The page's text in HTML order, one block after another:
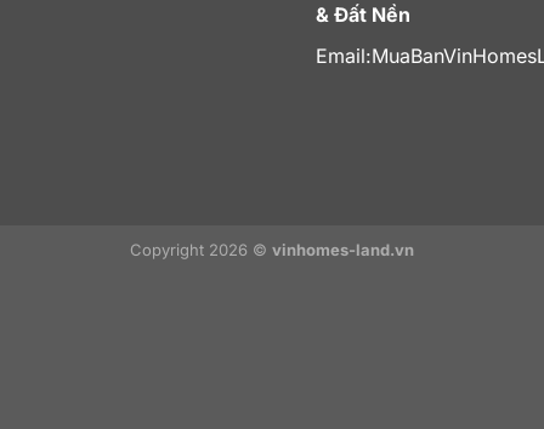
& Đất Nền
Email:
Copyright 2026 © vinhomes-land.vn